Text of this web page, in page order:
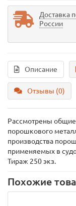
Доставка
России
Описание
Отзывы (0)
Рассмотрены
порошкового
производства
применяемых в
Тираж 250 экз.
Похожие